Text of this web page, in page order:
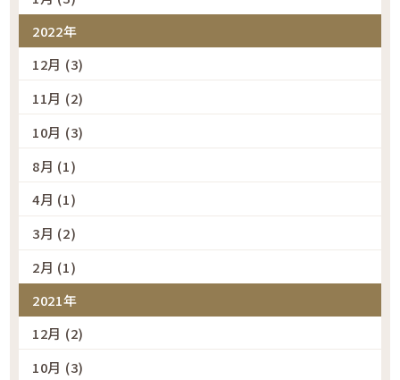
2022年
12月 (3)
11月 (2)
10月 (3)
8月 (1)
4月 (1)
3月 (2)
2月 (1)
2021年
12月 (2)
10月 (3)